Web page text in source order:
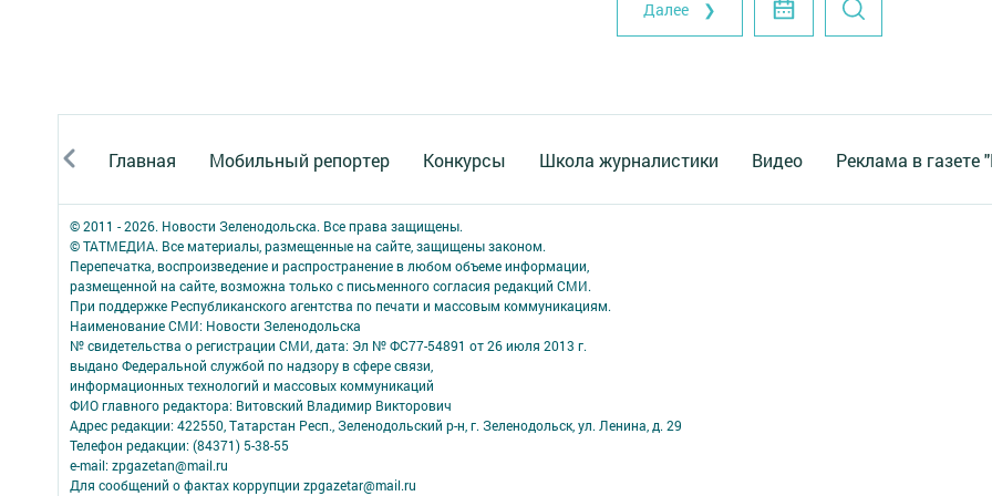
Далее ❯
Главная Мобильный репортер Конкурсы Школа журналистики Видео Реклама в
© 2011 - 2026. Новости Зеленодольска. Все права защищены.
© ТАТМЕДИА. Все материалы, размещенные на сайте, защищены законом.
Перепечатка, воспроизведение и распространение в любом объеме информации,
размещенной на сайте, возможна только с письменного согласия редакций СМИ.
При поддержке Республиканского агентства по печати и массовым коммуникациям.
Наименование СМИ: Новости Зеленодольска
№ свидетельства о регистрации СМИ, дата: Эл № ФС77-54891 от 26 июля 2013 г.
выдано Федеральной службой по надзору в сфере связи,
информационных технологий и массовых коммуникаций
ФИО главного редактора: Витовский Владимир Викторович
Адрес редакции: 422550, Татарстан Респ., Зеленодольский р-н, г. Зеленодольск, ул. Ленина, д. 29
Телефон редакции: (84371) 5-38-55
e-mail: zpgazetan@mail.ru
Для сообщений о фактах коррупции zpgazetar@mail.ru